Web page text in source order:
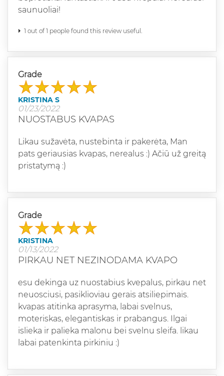
saunuoliai!
1 out of 1 people found this review useful.
Grade
KRISTINA S
01/23/2022
NUOSTABUS KVAPAS
Likau sužavėta, nustebinta ir pakerėta, Man
pats geriausias kvapas, nerealus :) Ačiū už greitą
pristatymą :)
Grade
KRISTINA
01/13/2022
PIRKAU NET NEZINODAMA KVAPO
esu dekinga uz nuostabius kvepalus, pirkau net
neuosciusi, pasiklioviau gerais atsiliepimais.
kvapas atitinka aprasyma, labai svelnus,
moteriskas, elegantiskas ir prabangus. Ilgai
islieka ir palieka malonu bei svelnu sleifa. likau
labai patenkinta pirkiniu :)